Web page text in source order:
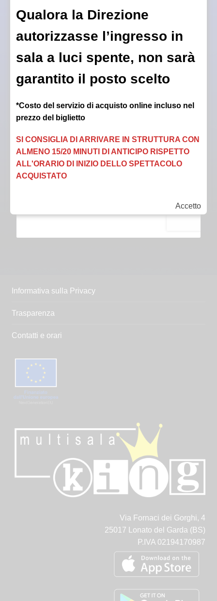
Informativa sulla Privacy
Trasparenza
Contatti e orari
Via Fornaci dei Gorghi, 4
25017 Lonato del Garda (BS)
P.IVA 02194170987
Accetto
Qualora la Direzione
autorizzasse l’ingresso in
sala a luci spente, non sarà
garantito il posto scelto
*Costo del servizio di acquisto online incluso nel
prezzo del biglietto
SI CONSIGLIA DI ARRIVARE IN STRUTTURA CON
ALMENO 15/20 MINUTI DI ANTICIPO RISPETTO
ALL'ORARIO DI INIZIO DELLO SPETTACOLO
ACQUISTATO